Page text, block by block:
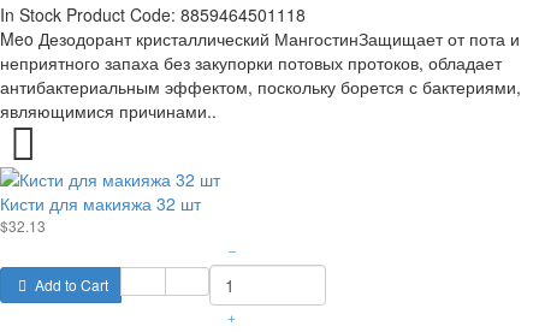
In Stock Product Code: 8859464501118
Meo Дезодорант кристаллический МангостинЗащищает от пота и
неприятного запаха без закупорки потовых протоков, обладает
антибактериальным эффектом, поскольку борется с бактериями,
являющимися причинами..
Кисти для макияжа 32 шт
$32.13
Add to Cart
–
+